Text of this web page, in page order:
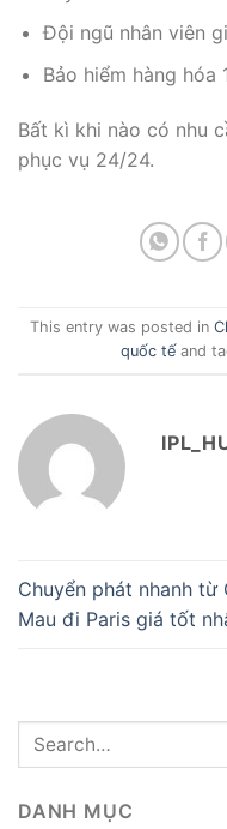
Đội ngũ nhân viên
Bảo hiểm hàng hóa
Bất kì khi nào có nhu
phục vụ 24/24.
This entry was posted in
quốc tếand
Chuyển phát nhanh từ
Mau đi Paris giá tốt
DANH MỤC